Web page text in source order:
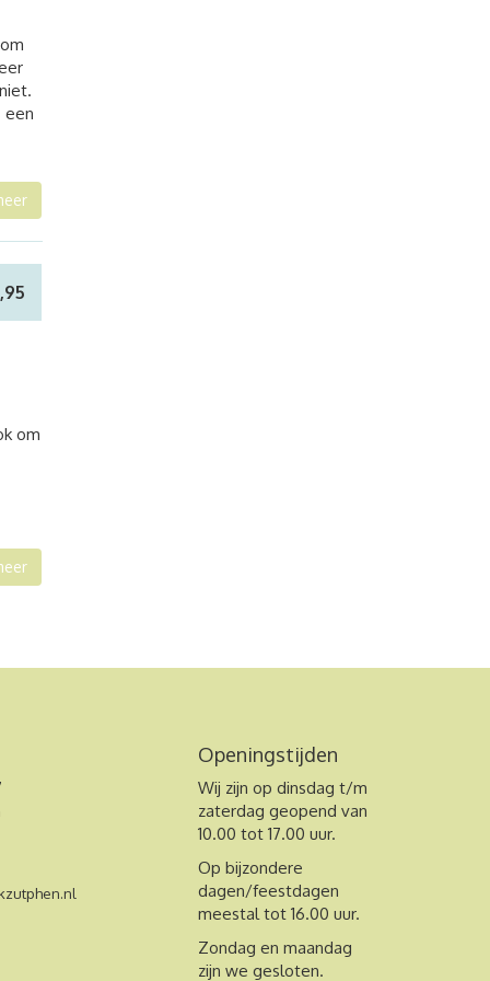
een
om
Openingstijden
Wij zijn op dinsdag t/m
zaterdag geopend van
10.00 tot 17.00 uur.
Op bijzondere
dagen/feestdagen
meestal tot 16.00 uur.
Zondag en maandag
zijn we gesloten.